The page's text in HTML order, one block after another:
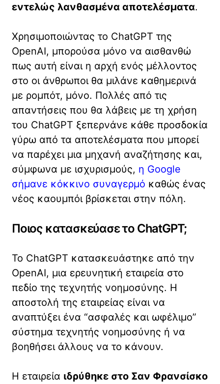
εντελώς λανθασμένα αποτελέσματα.
Χρησιμοποιώντας το ChatGPT της
OpenAI, μπορούσα μόνο να αισθανθώ
πως αυτή είναι η αρχή ενός μέλλοντος
στο οι άνθρωποι θα μιλάνε καθημερινά
με ρομπότ, μόνο. Πολλές από τις
απαντήσεις που θα λάβεις με τη χρήση
του ChatGPT ξεπερνάνε κάθε προσδοκία
γύρω από τα αποτελέσματα που μπορεί
να παρέχει μια μηχανή αναζήτησης και,
σύμφωνα με ισχυρισμούς, η Google
σήμανε κόκκινο συναγερμό καθώς ένας
νέος καουμπόι βρίσκεται στην πόλη.
Ποιος κατασκεύασε το ChatGPT;
Το ChatGPT κατασκευάστηκε από την
OpenAI, μια ερευνητική εταιρεία στο
πεδίο της τεχνητής νοημοσύνης. Η
αποστολή της εταιρείας είναι να
αναπτύξει ένα “ασφαλές και ωφέλιμο”
σύστημα τεχνητής νοημοσύνης ή να
βοηθήσει άλλους να το κάνουν.
Η εταιρεία ιδρύθηκε στο Σαν Φρανσίσκο